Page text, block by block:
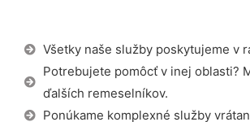
Všetky naše služby poskytujeme v
Potrebujete pomôcť v inej oblasti?
ďalších remeselníkov.
Ponúkame komplexné služby